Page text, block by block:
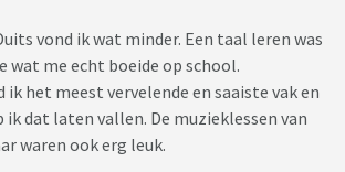
vond ik wat minder. Een taal leren was
wat me echt boeide op school.
ik het meest vervelende en saaiste vak en
ik dat laten vallen. De muzieklessen van
waren ook erg leuk.